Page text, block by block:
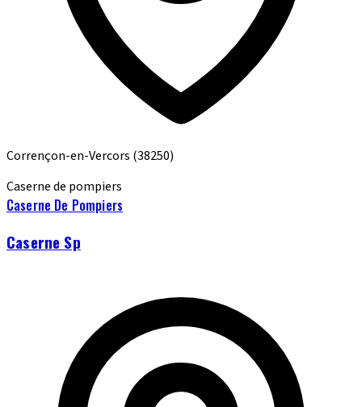
Corrençon-en-Vercors (38250)
Caserne de pompiers
Caserne De Pompiers
Caserne Sp